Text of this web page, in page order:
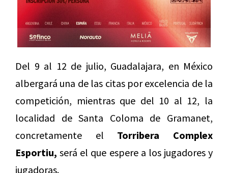
Del 9 al 12 de julio, Guadalajara, en México
albergará una de las citas por excelencia de la
competición, mientras que del 10 al 12, la
localidad de Santa Coloma de Gramanet,
concretamente el Torribera Complex
Esportiu, será el que espere a los jugadores y
jugadoras.